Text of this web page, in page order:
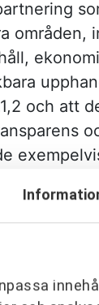
och att
blev
jag
Link